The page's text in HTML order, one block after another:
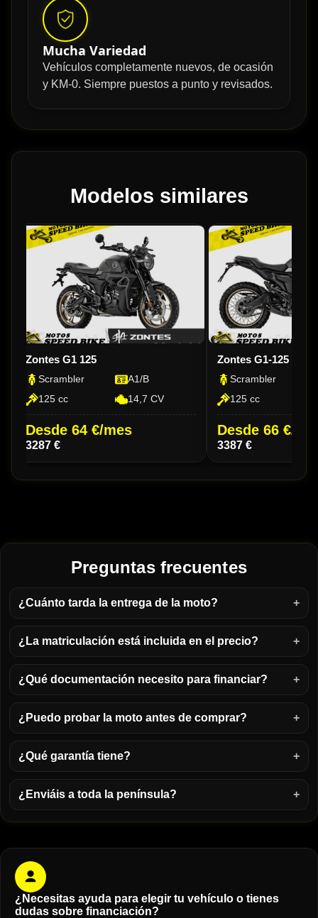
Mucha Variedad
Vehículos completamente nuevos, de ocasión
y KM-0. Siempre puestos a punto y revisados.
Modelos similares
Zontes G1 125
Scrambler
A1/B
125 cc
14,7 CV
Desde 64 €/mes
3287 €
Zontes G1-125 X
Scrambler
125 cc
Desde 66 €/
3387 €
Preguntas frecuentes
¿Cuánto tarda la entrega de la moto?
¿La matriculación está incluida en el precio?
¿Qué documentación necesito para financiar?
¿Puedo probar la moto antes de comprar?
¿Qué garantía tiene?
¿Enviáis a toda la península?
¿Necesitas ayuda para elegir tu vehículo o tienes
dudas sobre financiación?